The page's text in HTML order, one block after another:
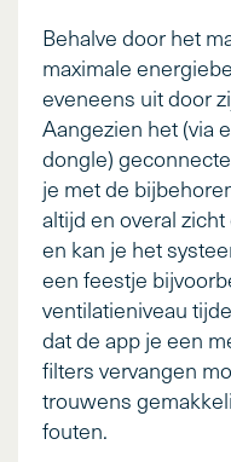
Behalve door het
maximale
eveneens uit door
Aangezien het (via
dongle)
je met de
altijd en overal
en kan je het
een feestje
ventilatieniveau
dat de app je een
filters vervangen
trouwens
fouten.